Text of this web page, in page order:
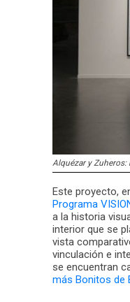
Alquézar y Zuheros:
Este proyecto,
Programa
a la historia
interior que se
vista
vinculación e
se encuentran
más Bonitos de